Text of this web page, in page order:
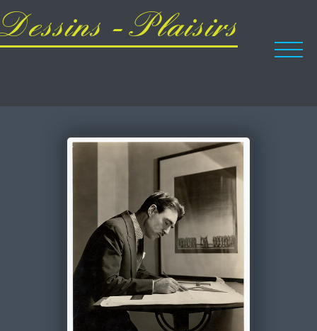
Dessins - Plaisirs